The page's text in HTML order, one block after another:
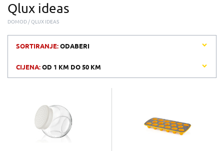
Qlux ideas
DOMOD QLUX IDEAS
SORTIRANJE:ODABERI
CIJENA:OD 1 KM DO50 KM